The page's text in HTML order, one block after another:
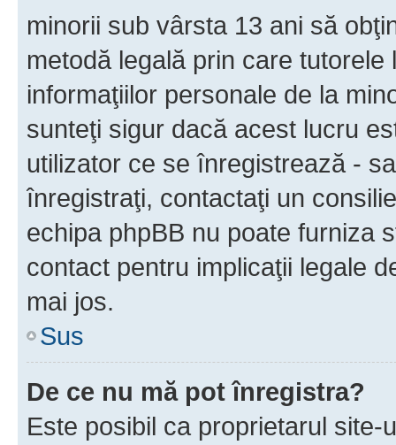
minorii sub vârsta 13 ani să
metodă legală prin care
informaţiilor personale de la
sunteţi sigur dacă acest lucru
utilizator ce se înregistrează -
înregistraţi, contactaţi un
echipa phpBB nu poate furniza
contact pentru implicaţii legale
mai jos.
Sus
De ce nu mă pot înregistra?
Este posibil ca proprietarul